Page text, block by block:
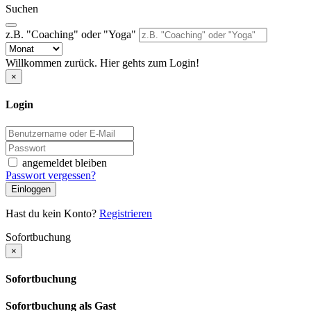
Suchen
z.B. "Coaching" oder "Yoga"
Willkommen zurück. Hier gehts zum Login!
×
Login
angemeldet bleiben
Passwort vergessen?
Einloggen
Hast du kein Konto? Registrieren
Sofortbuchung
×
Sofortbuchung
Sofortbuchung als Gast